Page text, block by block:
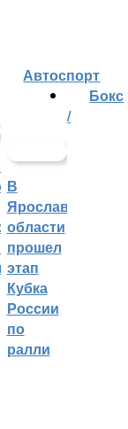
Автоспорт
В
Ярославской
области
прошел
этап
Кубка
России
по
ралли
Бокс
/